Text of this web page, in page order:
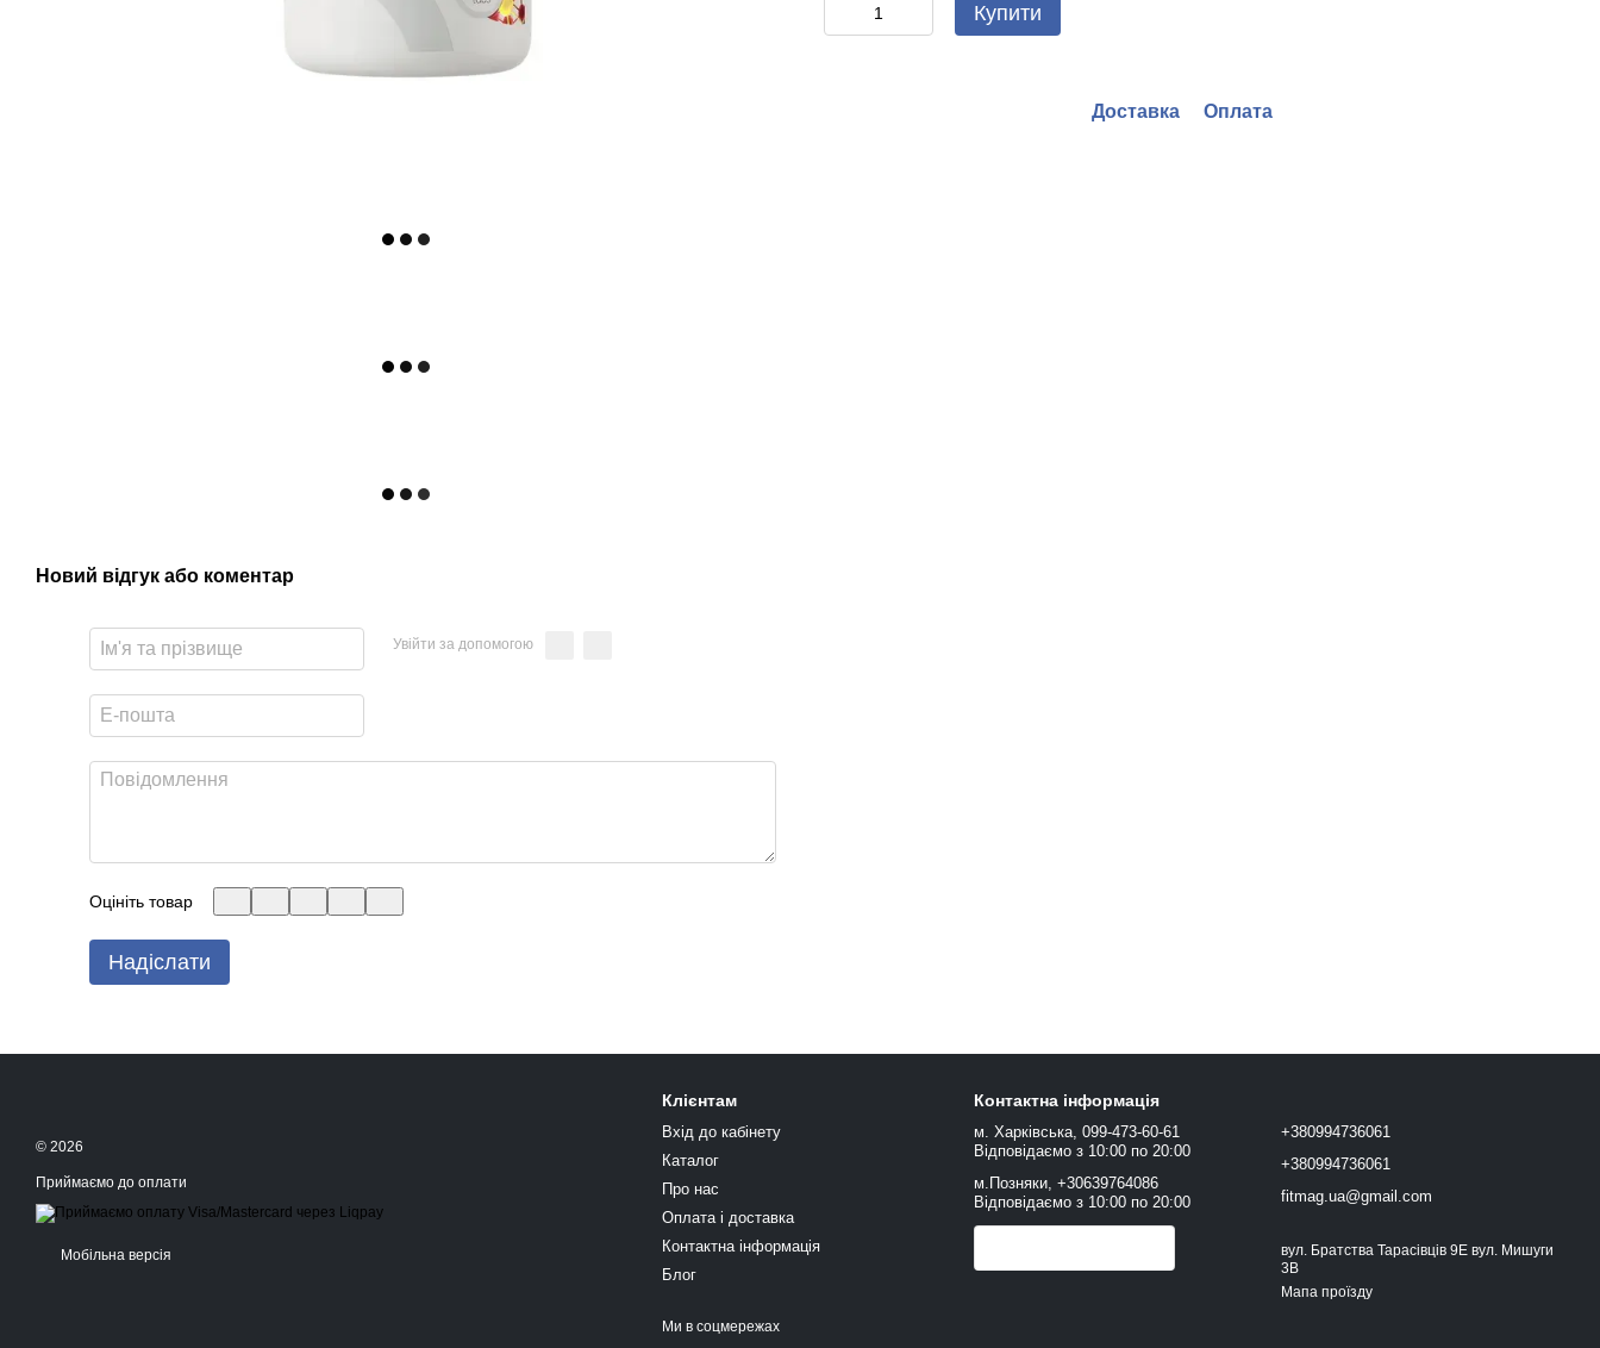
Новий відгук або коментар
Увійти за допомогою
Оцініть товар
Надіслати
Купити
Доставка Оплата
© 2026
Приймаємо до оплати
Мобільна версія
Клієнтам
Вхід до кабінету
Каталог
Про нас
Оплата і доставка
Контактна інформація
Блог
Ми в соцмережах
Контактна інформація
м. Харківська, 099-473-60-61
Відповідаємо з 10:00 по 20:00
м.Позняки, +30639764086
Відповідаємо з 10:00 по 20:00
+380994736061
+380994736061
fitmag.ua@gmail.com
вул. Братства Тарасівців 9Е вул. Мишуги
3В
Мапа проїзду